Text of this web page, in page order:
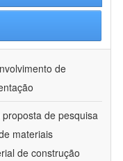
de
de pesquisa
materiais
de construção